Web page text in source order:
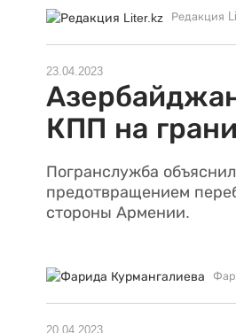
Редакция
23.04.2023
КПП на
Погранслужба
предотвращением
стороны Армении.
20.04.2023